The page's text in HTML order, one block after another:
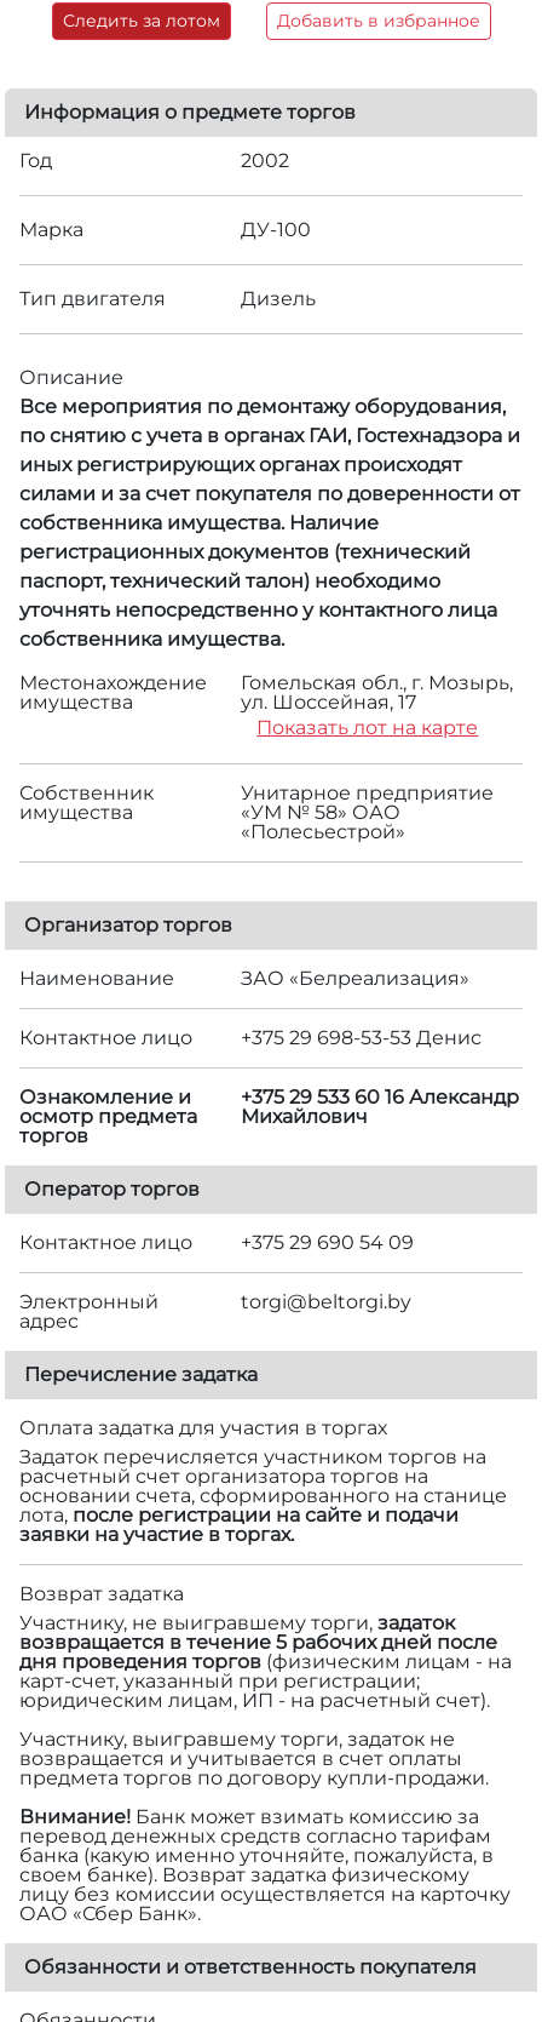
Следить за лотом Добавить в избранное
Информация о предмете торгов
Год 2002
Марка ДУ-100
Тип двигателя Дизель
Описание
Все мероприятия по демонтажу оборудования,
по снятию с учета в органах ГАИ, Гостехнадзора и
иных регистрирующих органах происходят
силами и за счет покупателя по доверенности от
собственника имущества. Наличие
регистрационных документов (технический
паспорт, технический талон) необходимо
уточнять непосредственно у контактного лица
собственника имущества.
Местонахождение
имущества
Гомельская обл., г. Мозырь,
ул. Шоссейная, 17
Показать лот на карте
Собственник
имущества
Унитарное предприятие
«УМ № 58» ОАО
«Полесьестрой»
Организатор торгов
Наименование ЗАО «Белреализация»
Контактное лицо +375 29 698-53-53 Денис
Ознакомление и
осмотр предмета
торгов
+375 29 533 60 16 Александр
Михайлович
Оператор торгов
Контактное лицо +375 29 690 54 09
Электронный
адрес
torgi@beltorgi.by
Перечисление задатка
Оплата задатка для участия в торгах
Задаток перечисляется участником торгов на
расчетный счет организатора торгов на
основании счета, сформированного на станице
лота, после регистрации на сайте и подачи
заявки на участие в торгах.
Возврат задатка
Участнику, не выигравшему торги, задаток
возвращается в течение 5 рабочих дней после
дня проведения торгов (физическим лицам - на
карт-счет, указанный при регистрации;
юридическим лицам, ИП - на расчетный счет).
Участнику, выигравшему торги, задаток не
возвращается и учитывается в счет оплаты
предмета торгов по договору купли-продажи.
Внимание! Банк может взимать комиссию за
перевод денежных средств согласно тарифам
банка (какую именно уточняйте, пожалуйста, в
своем банке). Возврат задатка физическому
лицу без комиссии осуществляется на карточку
ОАО «Сбер Банк».
Обязанности и ответственность покупателя